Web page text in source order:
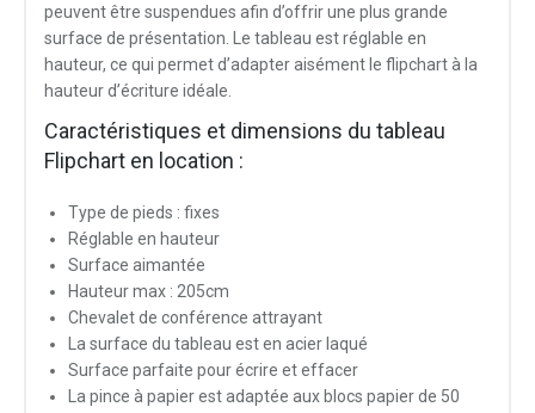
peuvent être suspendues afin d’offrir une plus grande
surface de présentation. Le tableau est réglable en
hauteur, ce qui permet d’adapter aisément le flipchart à la
hauteur d’écriture idéale.
Caractéristiques et dimensions du tableau
Flipchart en location :
Type de pieds : fixes
Réglable en hauteur
Surface aimantée
Hauteur max : 205cm
Chevalet de conférence attrayant
La surface du tableau est en acier laqué
Surface parfaite pour écrire et effacer
La pince à papier est adaptée aux blocs papier de 50